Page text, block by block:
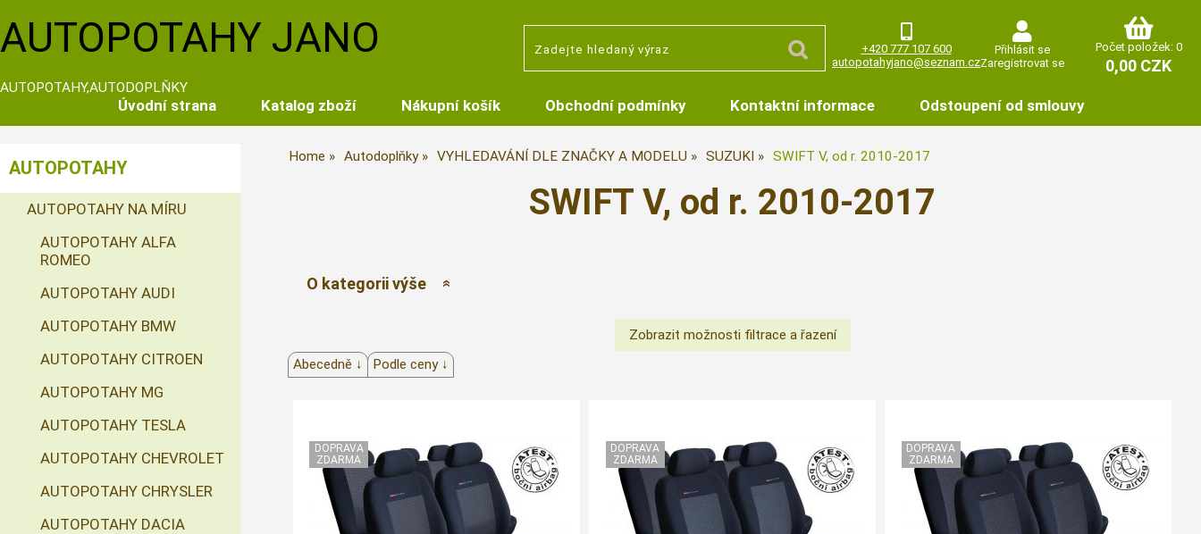
+420 777 107 600
autopotahyjano@seznam.cz
Přihlásit se
Zaregistrovat se
Počet položek: 0
0,00 CZK
AUTOPOTAHY JANO
AUTOPOTAHY,AUTODOPLŇKY
Úvodní strana Katalog zboží Nákupní košík Obchodní podmínky Kontaktní informace Odstoupení od smlouvy
Home Autodoplňky VYHLEDAVÁNÍ DLE ZNAČKY A MODELU SUZUKI SWIFT V, od r. 2010-2017
SWIFT V, od r. 2010-2017
O kategorii výše
Abecedně ↓ Podle ceny ↓
AUTOPOTAHY
AUTOPOTAHY NA MÍRU
AUTOPOTAHY ALFA
ROMEO
AUTOPOTAHY AUDI
AUTOPOTAHY BMW
AUTOPOTAHY CITROEN
AUTOPOTAHY MG
AUTOPOTAHY TESLA
AUTOPOTAHY CHEVROLET
AUTOPOTAHY CHRYSLER
AUTOPOTAHY DACIA